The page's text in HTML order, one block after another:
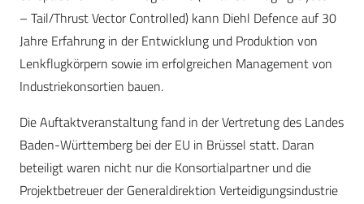
– Tail/Thrust Vector Controlled) kann Diehl Defence auf 30
Jahre Erfahrung in der Entwicklung und Produktion von
Lenkflugkörpern sowie im erfolgreichen Management von
Industriekonsortien bauen.
Die Auftaktveranstaltung fand in der Vertretung des Landes
Baden-Württemberg bei der EU in Brüssel statt. Daran
beteiligt waren nicht nur die Konsortialpartner und die
Projektbetreuer der Generaldirektion Verteidigungsindustrie